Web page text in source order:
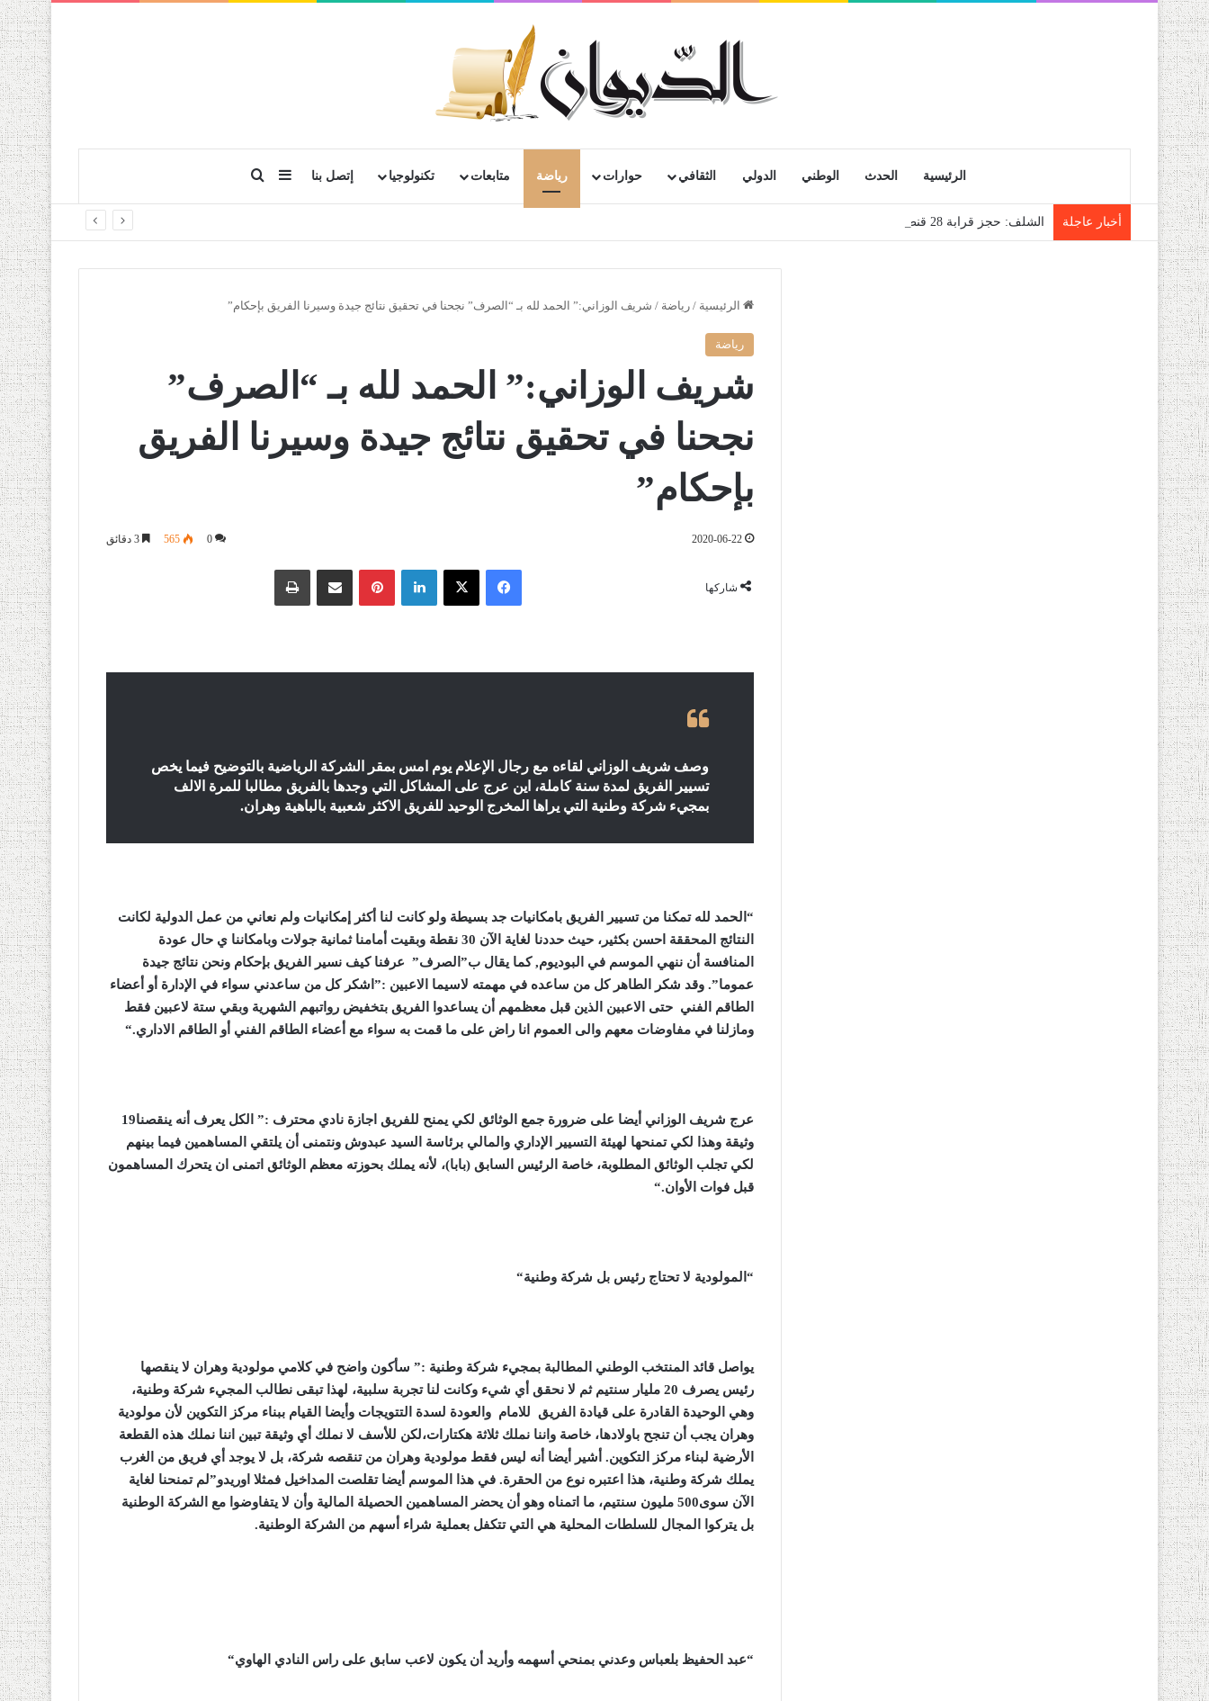
الرئيسية الحدث الوطني الدولي الثقافي حوارات رياضة متابعات تكنولوجيا إتصل بنا إضافة عمود جانبي
أخبار عاجلة الشلف: حجز قرابة 28 قنطار من فاكهة الموز الموجهة للمضاربة
الرئيسية / رياضة / شريف الوزاني:” الحمد لله بـ “الصرف” نجحنا في تحقيق نتائج جيدة وسيرنا الفريق بإحكام”
رياضة
شريف الوزاني:” الحمد لله بـ “الصرف”
نجحنا في تحقيق نتائج جيدة وسيرنا الفريق
بإحكام”
2020-06-22
0
565
شاركها
فيسبوك ‫X لينكدإن بينتيريست
وصف شريف الوزاني لقاءه مع رجال الإعلام يوم امس بمقر الشركة الرياضية بالتوضيح فيما يخص
تسيير الفريق لمدة سنة كاملة، اين عرج على المشاكل التي وجدها بالفريق مطالبا للمرة الالف
بمجيء شركة وطنية التي يراها المخرج الوحيد للفريق الاكثر شعبية بالباهية وهران.
“ الحمد لله تمكنا من تسيير الفريق بامكانيات جد بسيطة ولو كانت لنا أكثر إمكانيات ولم نعاني من عمل الدولية لكانت
النتائج المحققة احسن بكثير، حيث حددنا لغاية الآن 30 نقطة وبقيت أمامنا ثمانية جولات وبامكاننا ي حال عودة
المنافسة أن ننهي الموسم في البوديوم, كما يقال ب”الصرف” عرفنا كيف نسير الفريق بإحكام ونحن نتائج جيدة
عموما”. وقد شكر الطاهر كل من ساعده في مهمته لاسيما الاعبين :”اشكر كل من ساعدني سواء في الإدارة أو أعضاء
الطاقم الفني حتى الاعبين الذين قبل معظمهم أن يساعدوا الفريق بتخفيض رواتبهم الشهرية وبقي ستة لاعبين فقط
ومازلنا في مفاوضات معهم والى العموم انا راض على ما قمت به سواء مع أعضاء الطاقم الفني أو الطاقم الاداري“.
عرج شريف الوزاني أيضا على ضرورة جمع الوثائق لكي يمنح للفريق اجازة نادي محترف :” الكل يعرف أنه ينقصنا19
وثيقة وهذا لكي تمنحها لهيئة التسيير الإداري والمالي برئاسة السيد عبدوش ونتمنى أن يلتقي المساهمين فيما بينهم
لكي تجلب الوثائق المطلوبة، خاصة الرئيس السابق (بابا)، لأنه يملك بحوزته معظم الوثائق اتمنى ان يتحرك المساهمون
قبل فوات الأوان“.
“ المولودية لا تحتاج رئيس بل شركة وطنية“
يواصل قائد المنتخب الوطني المطالبة بمجيء شركة وطنية :” سأكون واضح في كلامي مولودية وهران لا ينقصها
رئيس يصرف 20 مليار سنتيم ثم لا نحقق أي شيء وكانت لنا تجربة سلبية، لهذا تبقى نطالب المجيء شركة وطنية،
وهي الوحيدة القادرة على قيادة الفريق للامام والعودة لسدة التتويجات وأيضا القيام ببناء مركز التكوين لأن مولودية
وهران يجب أن تنجح باولادها، خاصة واننا نملك ثلاثة هكتارات،لكن للأسف لا نملك أي وثيقة تبين اننا نملك هذه القطعة
الأرضية لبناء مركز التكوين. أشير أيضا أنه ليس فقط مولودية وهران من تنقصه شركة، بل لا يوجد أي فريق من الغرب
يملك شركة وطنية، هذا اعتبره نوع من الحقرة. في هذا الموسم أيضا تقلصت المداخيل فمثلا اوريدو”لم تمنحنا لغاية
الآن سوى500 مليون سنتيم، ما اتمناه وهو أن يحضر المساهمين الحصيلة المالية وأن لا يتفاوضوا مع الشركة الوطنية
بل يتركوا المجال للسلطات المحلية هي التي تتكفل بعملية شراء أسهم من الشركة الوطنية.
“عبد الحفيظ بلعباس وعدني بمنحي أسهمه وأريد أن يكون لاعب سابق على راس النادي الهاوي“